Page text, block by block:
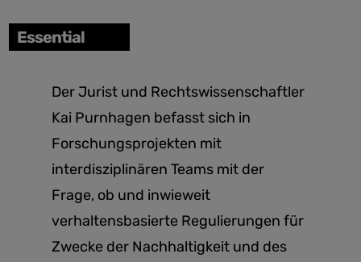
Essential
Der Jurist und Rechtswissenschaftler
Kai Purnhagen befasst sich in
Forschungsprojekten mit
interdisziplinären Teams mit der
Frage, ob und inwieweit
verhaltensbasierte Regulierungen für
Zwecke der Nachhaltigkeit und des